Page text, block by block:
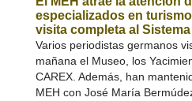
especializados en
visita completa al
Varios periodistas germanos
mañana el Museo, los
CAREX. Además, han
MEH con José María